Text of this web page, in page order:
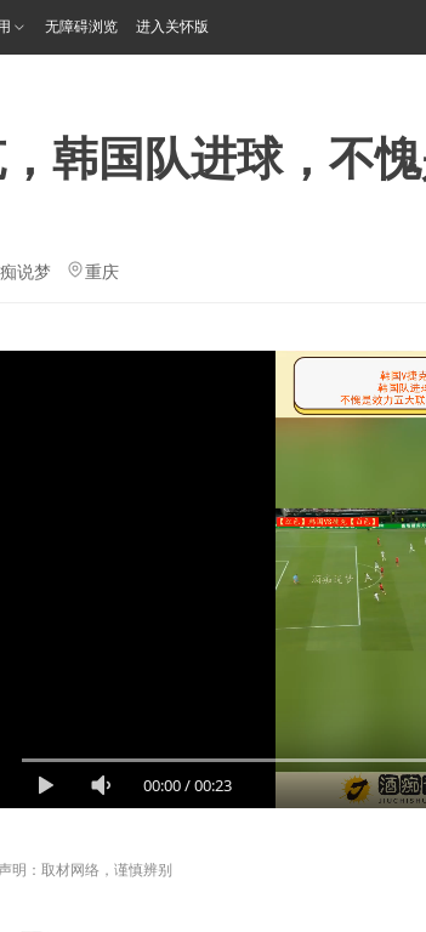
无障碍浏览 进入关怀版
韩国队进球，不
说梦 重庆
00:00/00:23
声明：取材网络，谨慎辨别